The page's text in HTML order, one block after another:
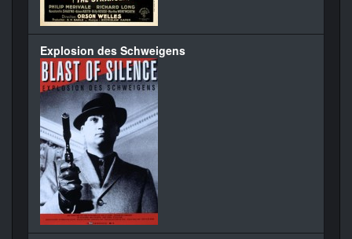
Explosion des Schweigens